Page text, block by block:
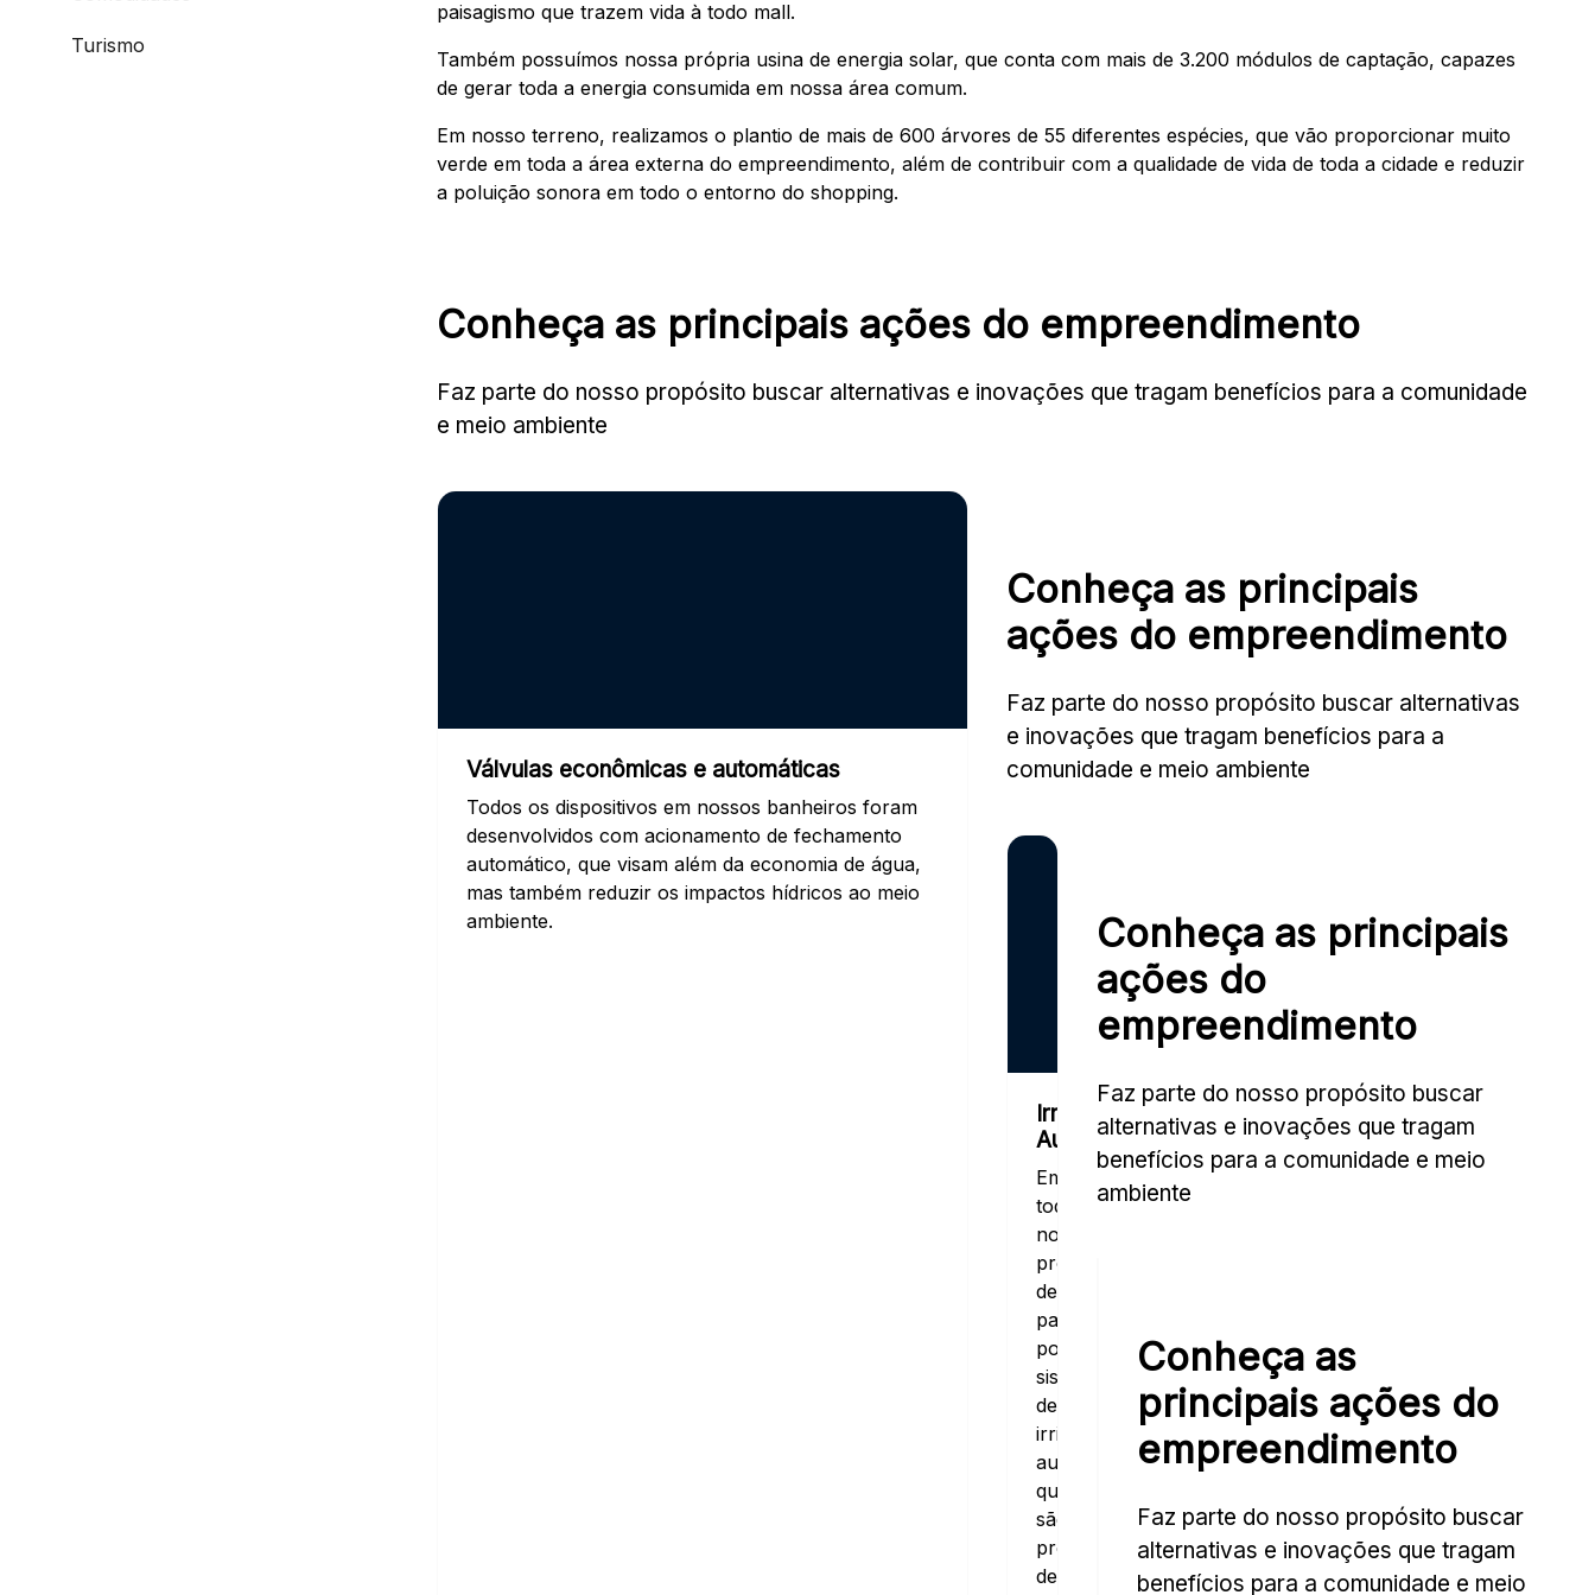
Turismo
paisagismo que trazem vida à todo mall.
Também possuímos nossa própria usina de energia solar, que conta com mais de 3.200 módulos de captação, capazes
de gerar toda a energia consumida em nossa área comum.
Em nosso terreno, realizamos o plantio de mais de 600 árvores de 55 diferentes espécies, que vão proporcionar muito
verde em toda a área externa do empreendimento, além de contribuir com a qualidade de vida de toda a cidade e reduzir
a poluição sonora em todo o entorno do shopping.
Conheça as principais ações do empreendimento
Faz parte do nosso propósito buscar alternativas e inovações que tragam benefícios para a comunidade
e meio ambiente
Válvulas econômicas e automáticas
Todos os dispositivos em nossos banheiros foram
desenvolvidos com acionamento de fechamento
automático, que visam além da economia de água,
mas também reduzir os impactos hídricos ao meio
ambiente.
Conheça as principais
ações do empreendimento
Faz parte do nosso propósito buscar alternativas
e inovações que tragam benefícios para a
comunidade e meio ambiente
Irrigação
Automática
Em
todo
nosso
projeto
de
paisagismo,
possuímos
sistemas
de
irrigação
automáticos,
que
são
programados
de
Conheça as principais
ações do
empreendimento
Faz parte do nosso propósito buscar
alternativas e inovações que tragam
benefícios para a comunidade e meio
ambiente
Iluminação
Natural
Conheça as
principais ações do
empreendimento
Faz parte do nosso propósito buscar
alternativas e inovações que tragam
benefícios para a comunidade e meio